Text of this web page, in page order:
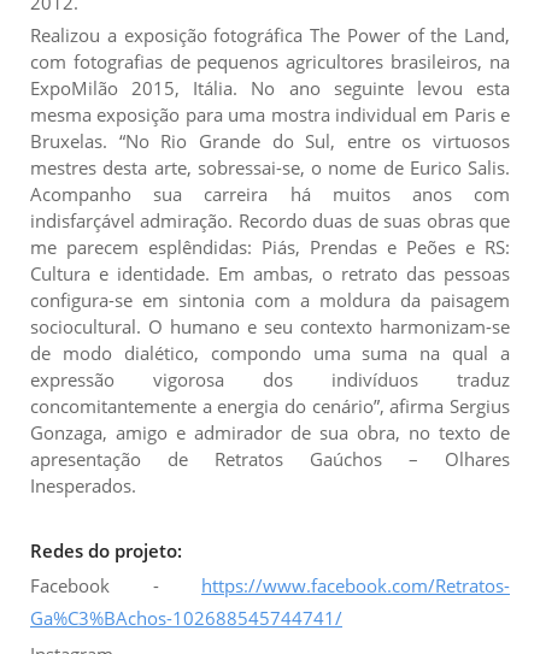
Realizou a exposição fotográfica The Power of the Land,
com fotografias de pequenos agricultores brasileiros, na
ExpoMilão 2015, Itália. No ano seguinte levou esta
mesma exposição para uma mostra individual em Paris e
Bruxelas. “No Rio Grande do Sul, entre os virtuosos
mestres desta arte, sobressai-se, o nome de Eurico Salis.
Acompanho sua carreira há muitos anos com
indisfarçável admiração. Recordo duas de suas obras que
me parecem esplêndidas: Piás, Prendas e Peões e RS:
Cultura e identidade. Em ambas, o retrato das pessoas
configura-se em sintonia com a moldura da paisagem
sociocultural. O humano e seu contexto harmonizam-se
de modo dialético, compondo uma suma na qual a
expressão vigorosa dos indivíduos traduz
concomitantemente a energia do cenário”, afirma Sergius
Gonzaga, amigo e admirador de sua obra, no texto de
apresentação de Retratos Gaúchos – Olhares
Inesperados.
Redes do projeto:
Facebook - https://www.facebook.com/Retratos-
Ga%C3%BAchos-102688545744741/